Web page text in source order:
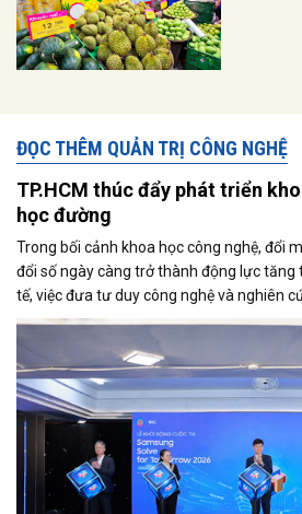
ĐỌC THÊM QUẢN TRỊ CÔNG NGHỆ
TP.HCM thúc đẩy phát triển
học đường
Trong bối cảnh khoa học công nghệ, đổi
đổi số ngày càng trở thành động lực tăng
tế, việc đưa tư duy công nghệ và nghiên
đang được xem là bước đi quan trọng để
lực tương lai. Tại TP.HCM - trung tâm kinh
và đổi mới sáng tạo lớn nhất cả nước,
thúc đẩy mạnh mẽ thông qua các mô
quản lý, doanh nghiệp và nhà trường.